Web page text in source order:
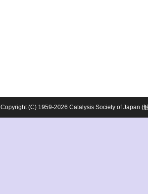
Copyright (C) 1959-2026 Catalysis Society of Japan (